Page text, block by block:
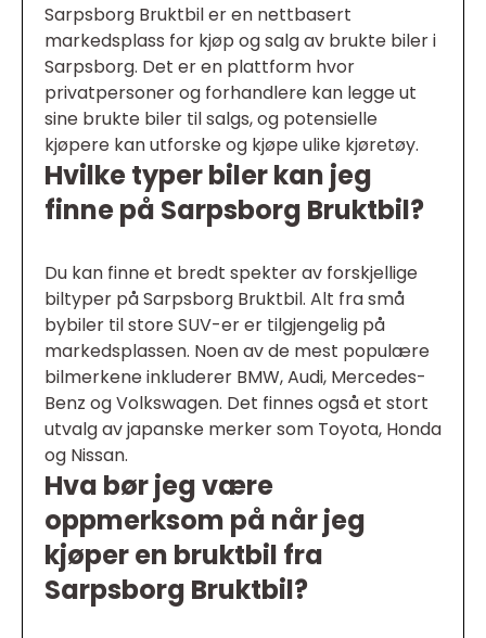
Sarpsborg Bruktbil er en nettbasert
markedsplass for kjøp og salg av brukte biler i
Sarpsborg. Det er en plattform hvor
privatpersoner og forhandlere kan legge ut
sine brukte biler til salgs, og potensielle
kjøpere kan utforske og kjøpe ulike kjøretøy.
Hvilke typer biler kan jeg
finne på Sarpsborg Bruktbil?
Du kan finne et bredt spekter av forskjellige
biltyper på Sarpsborg Bruktbil. Alt fra små
bybiler til store SUV-er er tilgjengelig på
markedsplassen. Noen av de mest populære
bilmerkene inkluderer BMW, Audi, Mercedes-
Benz og Volkswagen. Det finnes også et stort
utvalg av japanske merker som Toyota, Honda
og Nissan.
Hva bør jeg være
oppmerksom på når jeg
kjøper en bruktbil fra
Sarpsborg Bruktbil?